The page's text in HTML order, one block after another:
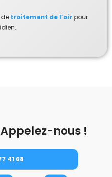
de traitement de l’air pour
nous !
41 68